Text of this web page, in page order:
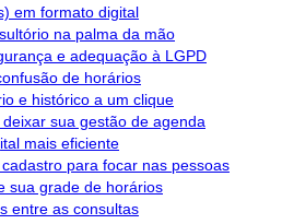
em formato digital
na palma da mão
e adequação à LGPD
de horários
e histórico a um clique
sua gestão de agenda
mais eficiente
para focar nas pessoas
sua grade de horários
entre as consultas